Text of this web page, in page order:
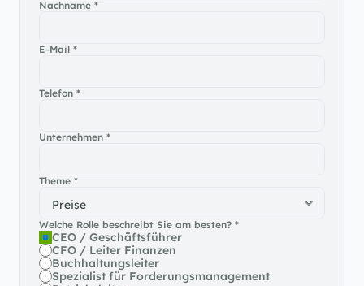
Nachname *
E-Mail *
Telefon *
Unternehmen *
Theme *
Welche Rolle beschreibt Sie am besten? *
CEO / Geschäftsführer
CFO / Leiter Finanzen
Buchhaltungsleiter
Spezialist für Forderungsmanagement